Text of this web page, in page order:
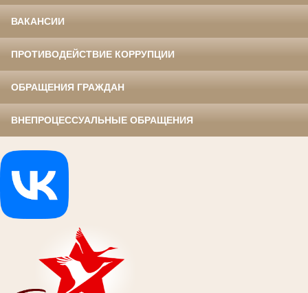
ВАКАНСИИ
ПРОТИВОДЕЙСТВИЕ КОРРУПЦИИ
ОБРАЩЕНИЯ ГРАЖДАН
ВНЕПРОЦЕССУАЛЬНЫЕ ОБРАЩЕНИЯ